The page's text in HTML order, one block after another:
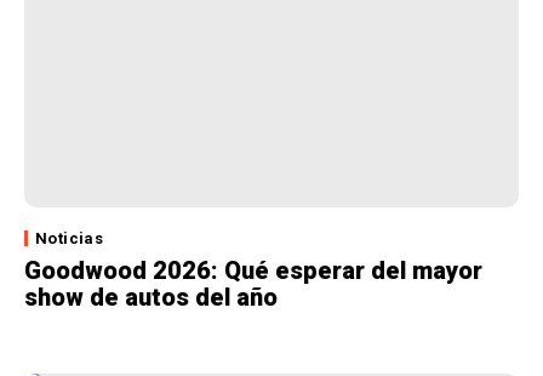
Noticias
Goodwood 2026: Qué esperar del mayor
show de autos del año